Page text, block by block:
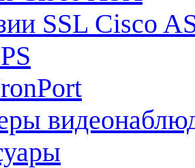
SSL Cisco